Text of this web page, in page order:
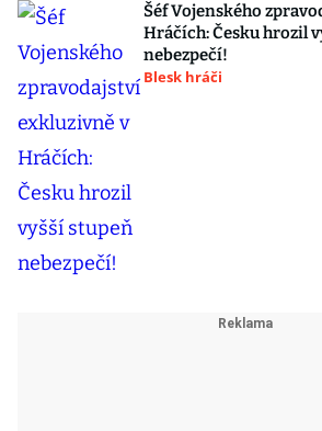
Šéf Vojenského
Hráčích: Česku hrozil
nebezpečí!
Blesk hráči